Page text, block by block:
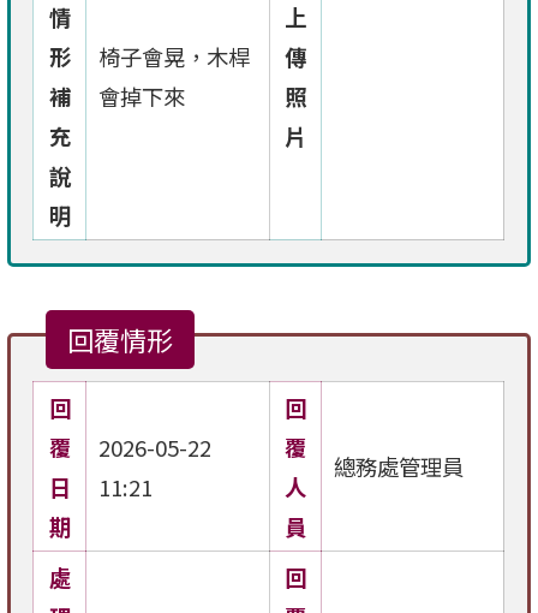
情
形
補
充
說
明
椅子會晃，木桿
會掉下來
上
傳
照
片
回覆情形
回
覆
日
期
2026-05-22
11:21
回
覆
人
員
總務處管理員
處
回